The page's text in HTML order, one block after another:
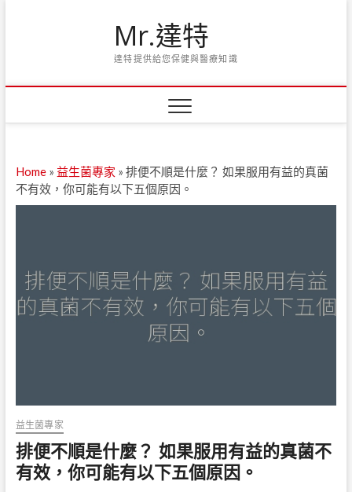
Mr.達特
達特提供給您保健與醫療知識
Home» 益生菌專家 » 排便不順是什麼？ 如果服用有益的真菌
不有效，你可能有以下五個原因。
益生菌專家
排便不順是什麼？ 如果服用有益的真菌不
有效，你可能有以下五個原因。